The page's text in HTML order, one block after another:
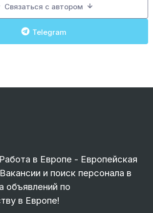
Связаться с автором
Telegram
в Европе - Европейская
и поиск персонала в
объявлений по
в Европе!